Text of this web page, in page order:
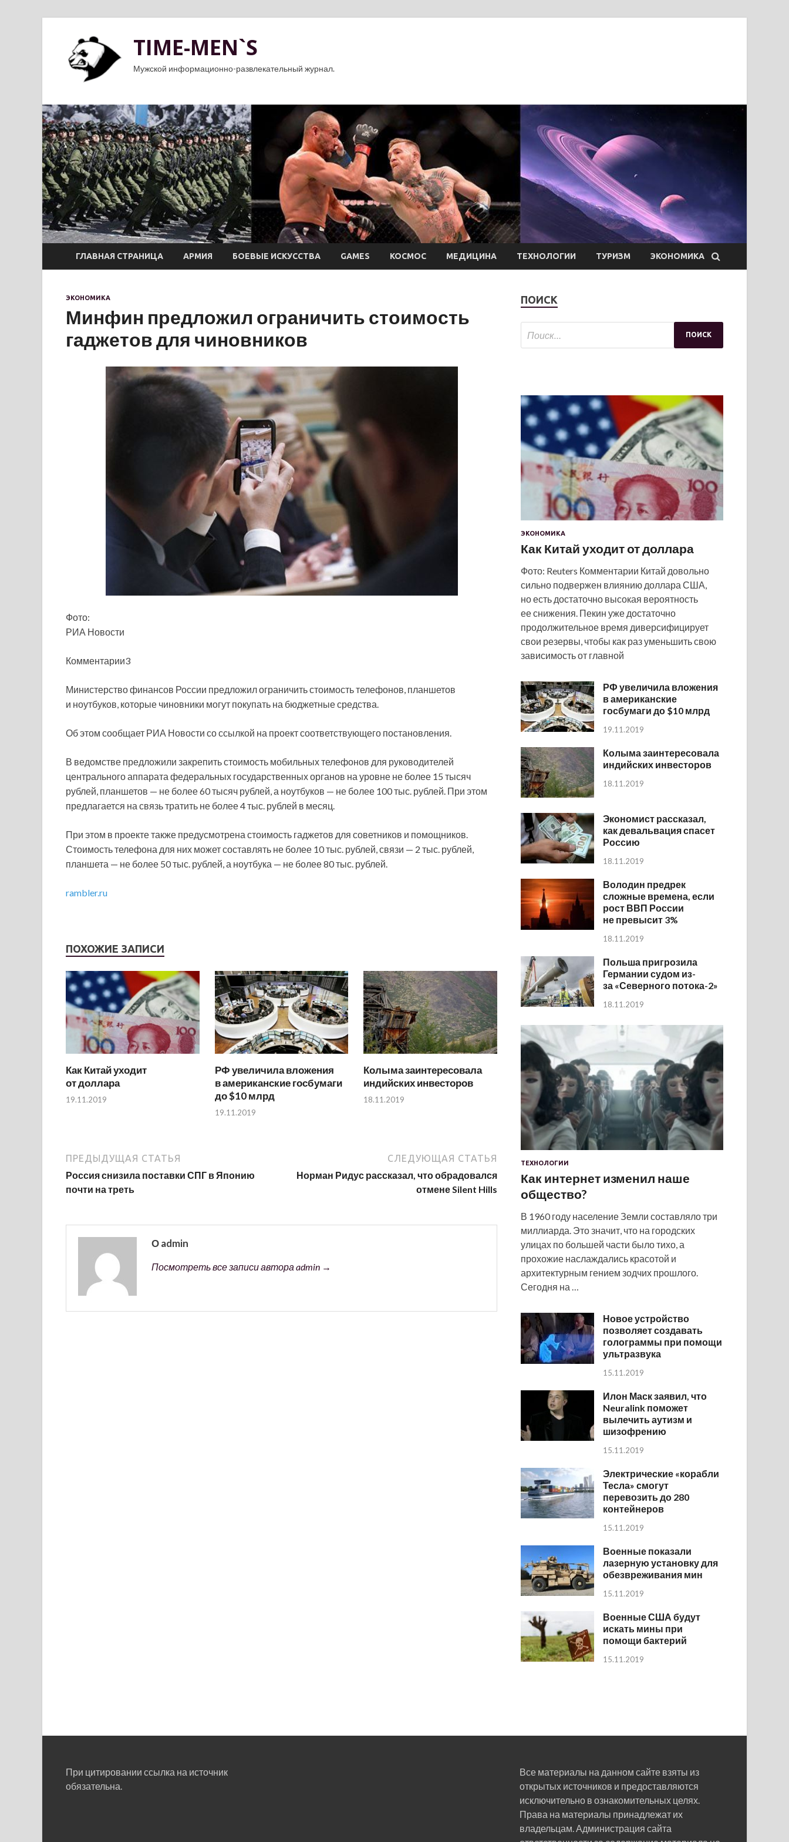
TIME-MEN`S
Мужской информационно-развлекательный журнал.
ГЛАВНАЯ СТРАНИЦА АРМИЯ БОЕВЫЕ ИСКУССТВА GAMES КОСМОС МЕДИЦИНА ТЕХНОЛОГИИ ТУРИЗМ ЭКОНОМИКА
ЭКОНОМИКА
Минфин предложил ограничить стоимость
гаджетов для чиновников
Фото:
РИА Новости
Комментарии3
Министерство финансов России предложил ограничить стоимость телефонов, планшетов
и ноутбуков, которые чиновники могут покупать на бюджетные средства.
Об этом сообщает РИА Новости со ссылкой на проект соответствующего постановления.
В ведомстве предложили закрепить стоимость мобильных телефонов для руководителей
центрального аппарата федеральных государственных органов на уровне не более 15 тысяч
рублей, планшетов — не более 60 тысяч рублей, а ноутбуков — не более 100 тыс. рублей. При этом
предлагается на связь тратить не более 4 тыс. рублей в месяц.
При этом в проекте также предусмотрена стоимость гаджетов для советников и помощников.
Стоимость телефона для них может составлять не более 10 тыс. рублей, связи — 2 тыс. рублей,
планшета — не более 50 тыс. рублей, а ноутбука — не более 80 тыс. рублей.
rambler.ru
ПОХОЖИЕ ЗАПИСИ
Как Китай уходит
от доллара
19.11.2019
РФ увеличила вложения
в американские госбумаги
до $10 млрд
19.11.2019
Колыма заинтересовала
индийских инвесторов
18.11.2019
ПРЕДЫДУЩАЯ СТАТЬЯ
Россия снизила поставки СПГ в Японию
почти на треть
СЛЕДУЮЩАЯ СТАТЬЯ
Норман Ридус рассказал, что обрадовался
отмене Silent Hills
О admin
Посмотреть все записи автора admin →
ПОИСК
ЭКОНОМИКА
Как Китай уходит от доллара
Фото: Reuters Комментарии Китай довольно
сильно подвержен влиянию доллара США,
но есть достаточно высокая вероятность
ее снижения. Пекин уже достаточно
продолжительное время диверсифицирует
свои резервы, чтобы как раз уменьшить свою
зависимость от главной
РФ увеличила вложения
в американские
госбумаги до $10 млрд
19.11.2019
Колыма заинтересовала
индийских инвесторов
18.11.2019
Экономист рассказал,
как девальвация спасет
Россию
18.11.2019
Володин предрек
сложные времена, если
рост ВВП России
не превысит 3%
18.11.2019
Польша пригрозила
Германии судом из-
за «Северного потока-2»
18.11.2019
ТЕХНОЛОГИИ
Как интернет изменил наше
общество?
В 1960 году население Земли составляло три
миллиарда. Это значит, что на городских
улицах по большей части было тихо, а
прохожие наслаждались красотой и
архитектурным гением зодчих прошлого.
Сегодня на …
Новое устройство
позволяет создавать
голограммы при помощи
ультразвука
15.11.2019
Илон Маск заявил, что
Neuralink поможет
вылечить аутизм и
шизофрению
15.11.2019
Электрические «корабли
Тесла» смогут
перевозить до 280
контейнеров
15.11.2019
Военные показали
лазерную установку для
обезвреживания мин
15.11.2019
Военные США будут
искать мины при
помощи бактерий
15.11.2019
При цитировании ссылка на источник
обязательна.
Все материалы на данном сайте взяты из
открытых источников и предоставляются
исключительно в ознакомительных целях.
Права на материалы принадлежат их
владельцам. Администрация сайта